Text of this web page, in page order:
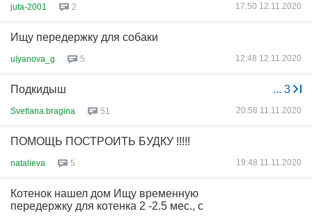
juta-2001 2 17:50 12.11.2020
Ищу передержку для собаки
ulyanova_g 5 12:48 12.11.2020
... 3
Подкидыш
Svetlana.bragina 51 20:58 11.11.2020
ПОМОЩЬ ПОСТРОИТЬ БУДКУ !!!!!
natalieva 5 19:48 11.11.2020
Котенок нашел дом Ищу временную
передержку для котенка 2 -2.5 мес., с